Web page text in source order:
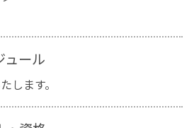
ュール
します。